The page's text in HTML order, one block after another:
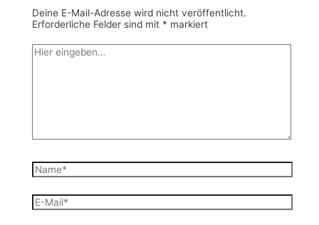
Deine E-Mail-Adresse wird nicht veröffentlicht.
Erforderliche Felder sind mit * markiert
Hier
eingeben…
Name*
E-
Mail*